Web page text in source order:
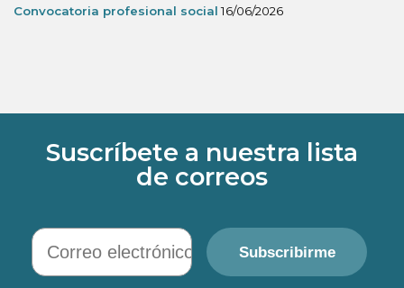
Convocatoria profesional social 16/06/2026
Suscríbete a nuestra lista
de correos
Correo electrónico
Subscribirme